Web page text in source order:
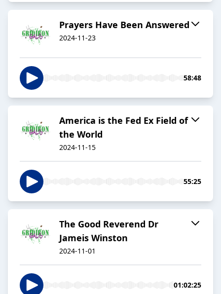
Prayers Have Been Answered
2024-11-23
58:48
America is the Fed Ex Field of
the World
2024-11-15
55:25
The Good Reverend Dr
Jameis Winston
2024-11-01
01:02:25